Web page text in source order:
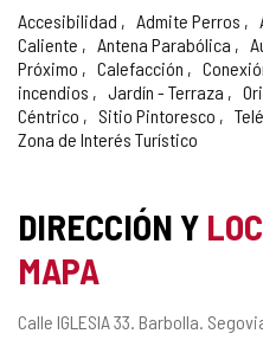
Accesibilidad Admite Perros
Caliente
Antena Parabólica
Próximo
Calefacción
incendios
Jardín - Terraza
Céntrico
Sitio Pintoresco
Zona de Interés Turístico
DIRECCIÓN Y
MAPA
Dirección
Calle IGLESIA 33. Barbolla.